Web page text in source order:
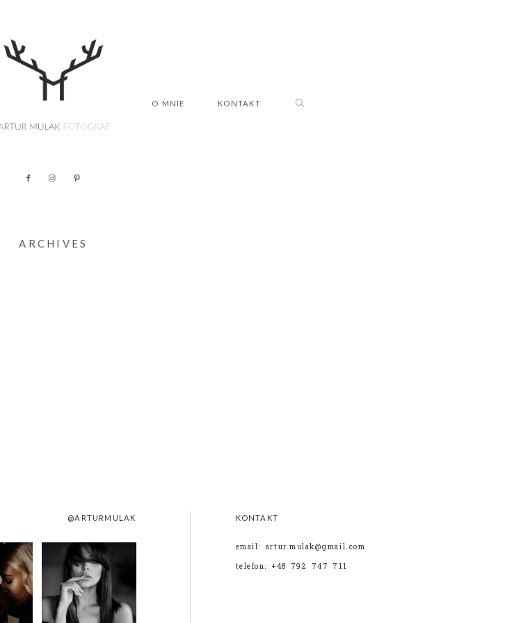
O MNIE KONTAKT
ARCHIVES
@ARTURMULAK KONTAKT
email: artur.mulak@gmail.com
telefon: +48 792 747 711